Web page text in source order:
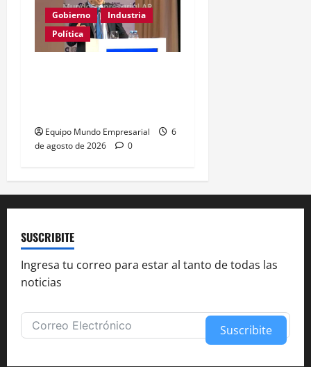
Gobierno
Industria
Política
Equipo Mundo Empresarial
6
de agosto de 2026
0
SUSCRIBITE
Ingresa tu correo para estar al tanto de todas las
noticias
Suscribite